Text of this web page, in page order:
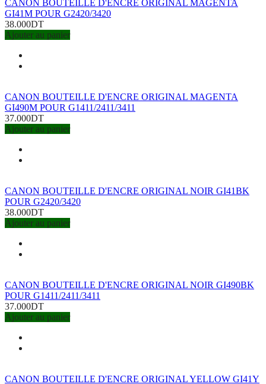
CANON BOUTEILLE D'ENCRE ORIGINAL MAGENTA
GI41M POUR G2420/3420
38.000DT
Ajouter au panier
CANON BOUTEILLE D'ENCRE ORIGINAL MAGENTA
GI490M POUR G1411/2411/3411
37.000DT
Ajouter au panier
CANON BOUTEILLE D'ENCRE ORIGINAL NOIR GI41BK
POUR G2420/3420
38.000DT
Ajouter au panier
CANON BOUTEILLE D'ENCRE ORIGINAL NOIR GI490BK
POUR G1411/2411/3411
37.000DT
Ajouter au panier
CANON BOUTEILLE D'ENCRE ORIGINAL YELLOW GI41Y